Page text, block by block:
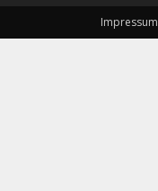
Impressum